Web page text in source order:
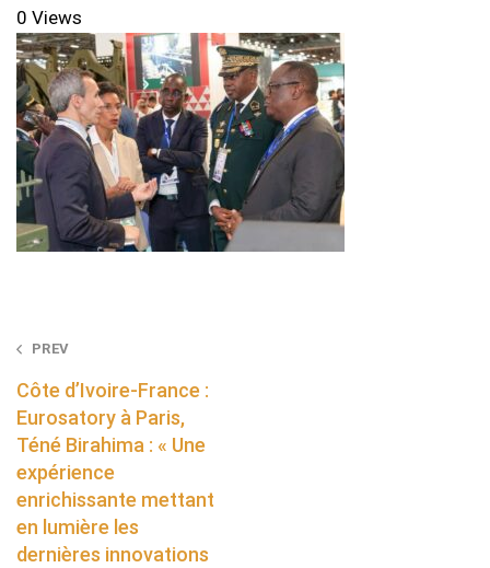
0 Views
Post
navigation
PREV
Côte d’Ivoire-France :
Eurosatory à Paris,
Téné Birahima : « Une
expérience
enrichissante mettant
en lumière les
dernières innovations